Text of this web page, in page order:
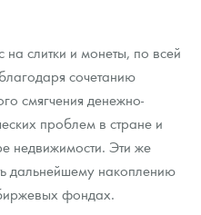
слитки и монеты, по всей
сочетанию
смягчения денежно-
проблем в стране и
недвижимости. Эти же
дальнейшему накоплению
фондах.